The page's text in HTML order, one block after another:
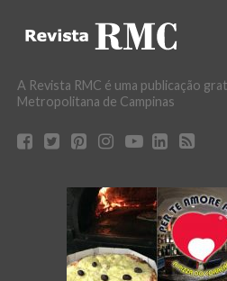
A Revista RMC é uma publicação
Metropolitana de Campinas